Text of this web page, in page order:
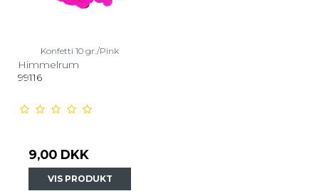
Konfetti 10 gr./Pink
Himmelrum
99116
9,00 DKK
VIS PRODUKT